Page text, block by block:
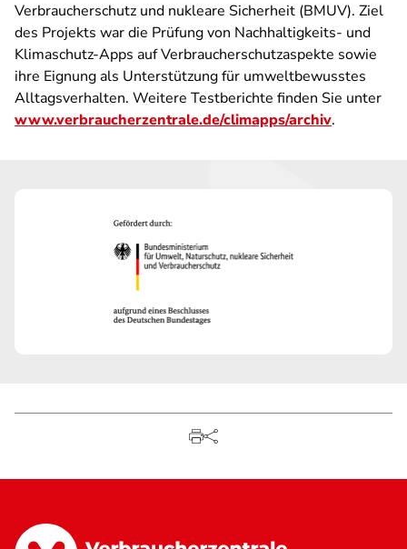
Verbraucherschutz und nukleare Sicherheit (BMUV). Ziel
des Projekts war die Prüfung von Nachhaltigkeits- und
Klimaschutz-Apps auf Verbraucherschutzaspekte sowie
ihre Eignung als Unterstützung für umweltbewusstes
Alltagsverhalten. Weitere Testberichte finden Sie unter
www.verbraucherzentrale.de/climapps/archiv.